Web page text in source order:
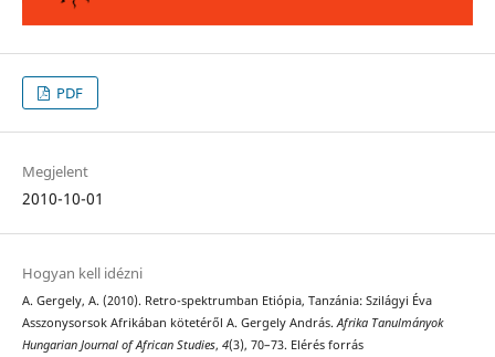
PDF
Megjelent
2010-10-01
Hogyan kell idézni
A. Gergely, A. (2010). Retro-spektrumban Etiópia, Tanzánia: Szilágyi Éva
Asszonysorsok Afrikában kötetéről A. Gergely András. Afrika Tanulmányok
Hungarian Journal of African Studies, 4(3), 70–73. Elérés forrás